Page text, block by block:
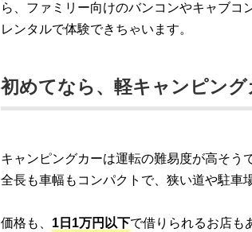
ら、ファミリー向けのバンコンやキャブコ
レンタルで体験できちゃいます。
初めてなら、軽キャンピング
キャンピングカーは運転の難易度が高そう
全長も車幅もコンパクトで、狭い道や駐車
価格も、 1日1万円以下で借りられるお店も